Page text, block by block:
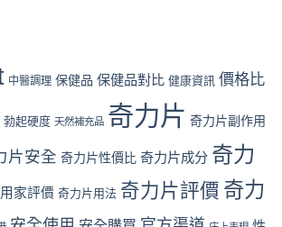
中醫調理 保健品 保健品對比 健康資訊 價格比
勃起硬度 天然補充品 奇力片 奇力片副作用
片安全 奇力片性價比 奇力片成分 奇力
家評價 奇力片用法 奇力片評價 奇力